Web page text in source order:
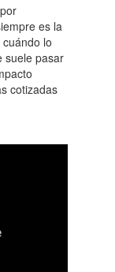
es la
lo
suele pasar
cotizadas